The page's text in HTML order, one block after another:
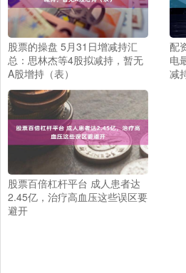
股票的操盘 5月31日增减持汇
总：思林杰等4股拟减持，暂无
A股增持（表）
配
电
减
股票百倍杠杆平台 成人患者达
2.45亿，治疗高血压这些误区要
避开